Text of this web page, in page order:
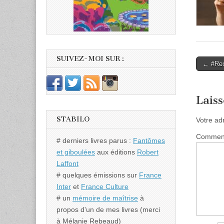
Post
←
Votre
SUIVEZ-MOI SUR :
STABILO
# derniers livres parus : Fantômes
et giboulées aux éditions Robert
Laffont
# quelques émissions sur France
Inter et France Culture
# un mémoire de maîtrise à
propos d'un de mes livres (merci
à Mélanie Rebeaud)